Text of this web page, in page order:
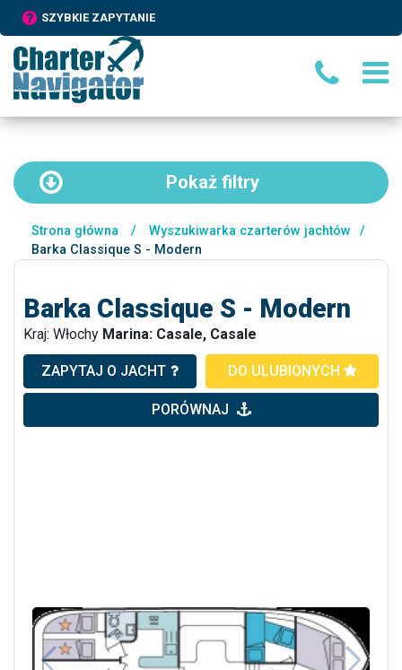
SZYBKIE ZAPYTANIE
Pokaż filtry
Strona główna / Wyszukiwarka czarterów jachtów
/
Barka Classique S - Modern
Barka Classique S - Modern
Kraj: Włochy Marina: Casale, Casale
ZAPYTAJ O JACHT DO ULUBIONYCH
PORÓWNAJ